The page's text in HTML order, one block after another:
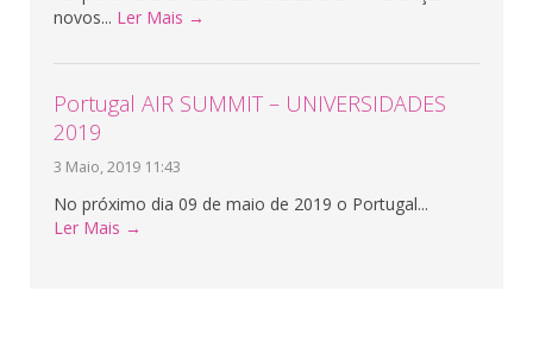
novos... Ler Mais →
Portugal AIR SUMMIT – UNIVERSIDADES
2019
3 Maio, 2019 11:43
No próximo dia 09 de maio de 2019 o Portugal...
Ler Mais →